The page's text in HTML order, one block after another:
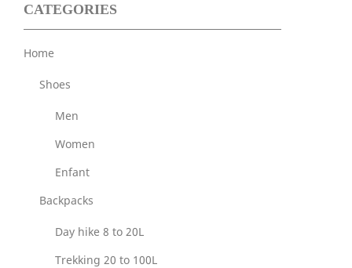
CATEGORIES
Home
Shoes
Men
Women
Enfant
Backpacks
Day hike 8 to 20L
Trekking 20 to 100L